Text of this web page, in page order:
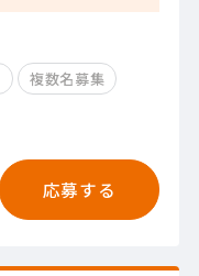
複数名募集
応募する